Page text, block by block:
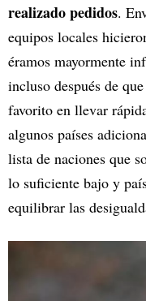
realizado pedidos.
equipos locales
éramos mayormente
incluso después de
favorito en llevar
algunos países
lista de naciones que
lo suficiente bajo y
equilibrar las